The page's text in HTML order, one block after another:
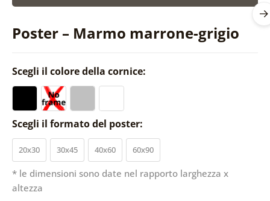
Poster – Marmo marrone-grigio
Scegli il colore della cornice:
Scegli il formato del poster:
20x30 30x45 40x60 60x90
* le dimensioni sono date nel rapporto larghezza x
altezza